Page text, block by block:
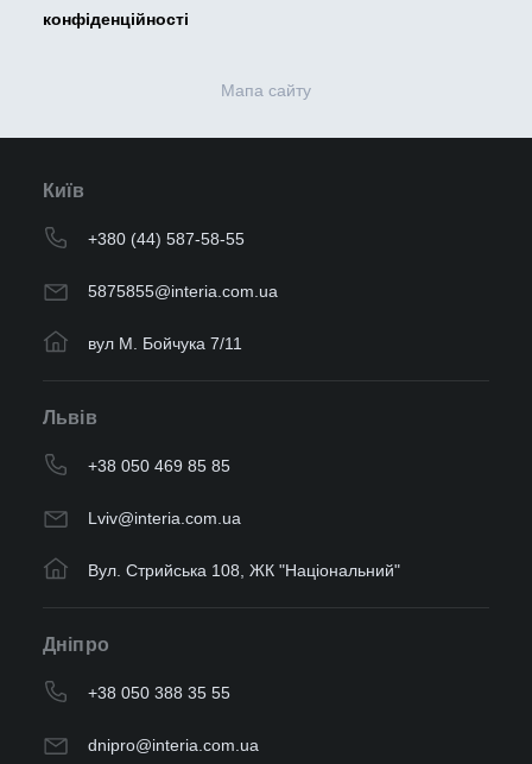
конфіденційності
Мапа сайту
Київ
+380 (44) 587-58-55
5875855@interia.com.ua
вул М. Бойчука 7/11
Львів
+38 050 469 85 85
Lviv@interia.com.ua
Вул. Стрийська 108, ЖК "Національний"
Дніпро
+38 050 388 35 55
dnipro@interia.com.ua